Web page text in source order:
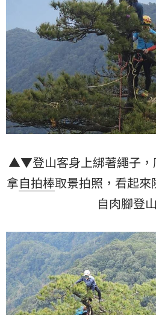
▲▼登山客身上綁著繩子，
拿自拍棒取景拍照，看起
自肉腳登